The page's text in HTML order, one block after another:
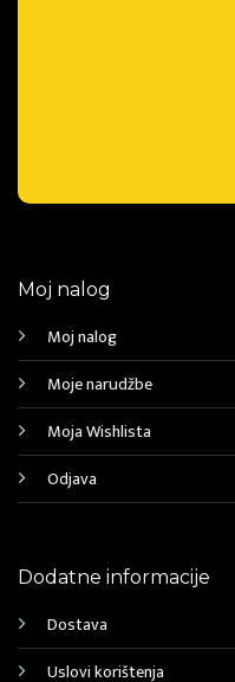
Moj nalog
Moj nalog
Moje narudžbe
Moja Wishlista
Odjava
Dodatne informacije
Dostava
Uslovi korištenja